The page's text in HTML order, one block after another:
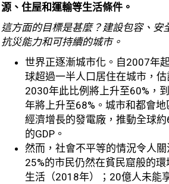
源、住屋和運輸等生活條件。
這方面的目標是甚麼？建設包容、安
抗災能力和可持續的城市。
世界正逐漸城市化。自2007年
球超過一半人口居住在城市，估
2030年此比例將上升至60%，
年將上升至68%。城市和都會地
經濟增長的發電廠，推動全球約
的GDP。
然而，社會不平等的情況令人關
25%的市民仍然在貧民窟般的環
生活（2018年）；20億人未能